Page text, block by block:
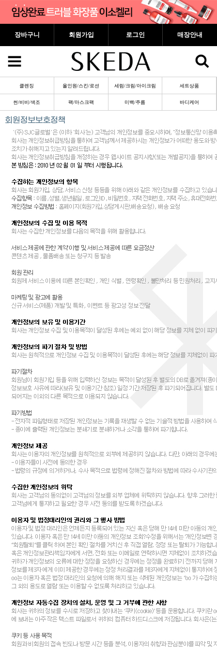
장바구니 회원가입 로그인 매장안내
클렌징 올인원/스킨/로션 세럼/크림/아이크림 세트상품
썬/비비/색조 팩/마스크팩 미백/주름 바디케어